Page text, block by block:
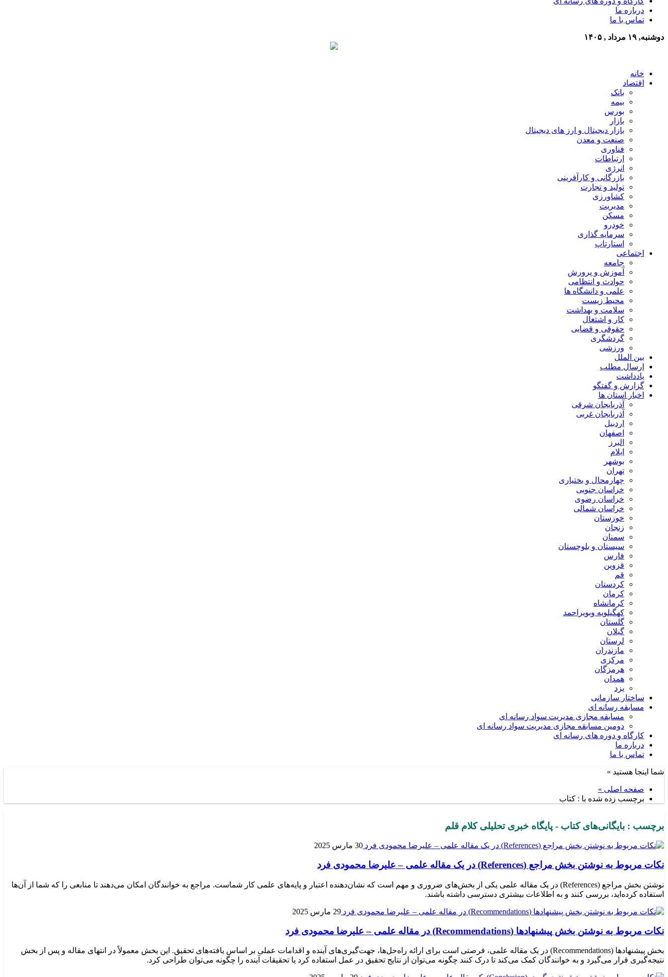
درباره ما
تماس با ما
دوشنبه, ۱۹ مرداد , ۱۴۰۵
خانه
اقتصاد
بانک
بیمه
بورس
بازار
بازار دیجیتال و ارز های دیجیتال
صنعت و معدن
فناوری
ارتباطات
انرژی
بازرگانی و کارآفرینی
تولید و تجارت
کشاورزی
مدیریت
مسکن
خودرو
سرمایه گذاری
استارتاپ
اجتماعی
جامعه
آموزش و پرورش
حوادث و انتظامی
علمی و دانشگاه ها
محیط زیست
سلامت و بهداشت
کار و اشتغال
حقوقی و قضایی
گردشگری
ورزشی
بین الملل
ارسال مطلب
یادداشت
گزارش و گفتگو
اخبار استان ها
آذربایجان شرقی
آذربایجان غربی
اردبیل
اصفهان
البرز
ایلام
بوشهر
تهران
چهارمحال و بختیاری
خراسان جنوبی
خراسان رضوی
خراسان شمالی
خوزستان
زنجان
سمنان
سیستان و بلوچستان
فارس
قزوین
قم
کردستان
کرمان
کرمانشاه
کهگیلویه وبویراحمد
گلستان
گیلان
لرستان
مازندران
مرکزی
هرمزگان
همدان
یزد
ساختار سازمانی
مسابقه رسانه ای
مسابقه مجازی مدیریت سواد رسانه ای
دومین مسابقه مجازی مدیریت سواد رسانه ای
کارگاه و دوره های رسانه ای
درباره ما
تماس با ما
شما اینجا هستید »
صفحه اصلی »
برچسب زده شده با : کتاب
برچسب : بایگانی‌های کتاب - پایگاه خبری تحلیلی کلام قلم
30 مارس 2025
نکات مربوط به نوشتن بخش مراجع (References) در یک مقاله علمی – علیرضا محمودی فرد
نوشتن بخش مراجع (References) در یک مقاله علمی یکی از بخش‌های ضروری و مهم است که نشان‌دهنده اعتبار و پایه‌های علمی کار شماست. مراجع به خوانندگان امکان می‌دهند تا منابعی را که شما از آن‌ها
استفاده کرده‌اید، بررسی کنند و به اطلاعات بیشتری دسترسی داشته باشند.
29 مارس 2025
نکات مربوط به نوشتن بخش پیشنهادها (Recommendations) در مقاله علمی – علیرضا محمودی فرد
بخش پیشنهادها (Recommendations) در یک مقاله علمی، فرصتی است برای ارائه راه‌حل‌ها، جهت‌گیری‌های آینده و اقدامات عملی بر اساس یافته‌های تحقیق. این بخش معمولاً در انتهای مقاله و پس از بخش
نتیجه‌گیری قرار می‌گیرد و به خوانندگان کمک می‌کند تا درک کنند چگونه می‌توان از نتایج تحقیق در عمل استفاده کرد یا تحقیقات آینده را چگونه می‌توان طراحی کرد.